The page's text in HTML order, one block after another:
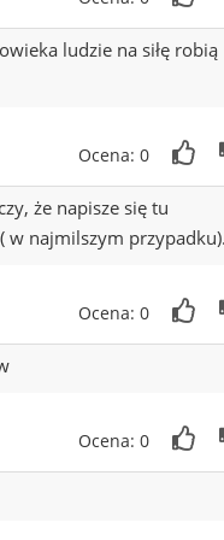
ludzie na siłę robią
Ocena: 0
że napisze się tu
w najmilszym
Ocena: 0
Ocena: 0